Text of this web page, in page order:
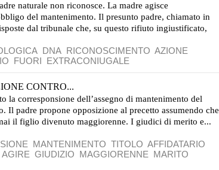
naturale non riconosce. La madre agisce
del mantenimento. Il presunto padre, chiamato in
dal tribunale che, su questo rifiuto ingiustificato,
DNA RICONOSCIMENTO AZIONE
FUORI EXTRACONIUGALE
CONTRO...
corresponsione dell’assegno di mantenimento del
padre propone opposizione al precetto assumendo che
il figlio divenuto maggiorenne. I giudici di merito e...
MANTENIMENTO TITOLO AFFIDATARIO
AGIRE GIUDIZIO MAGGIORENNE MARITO